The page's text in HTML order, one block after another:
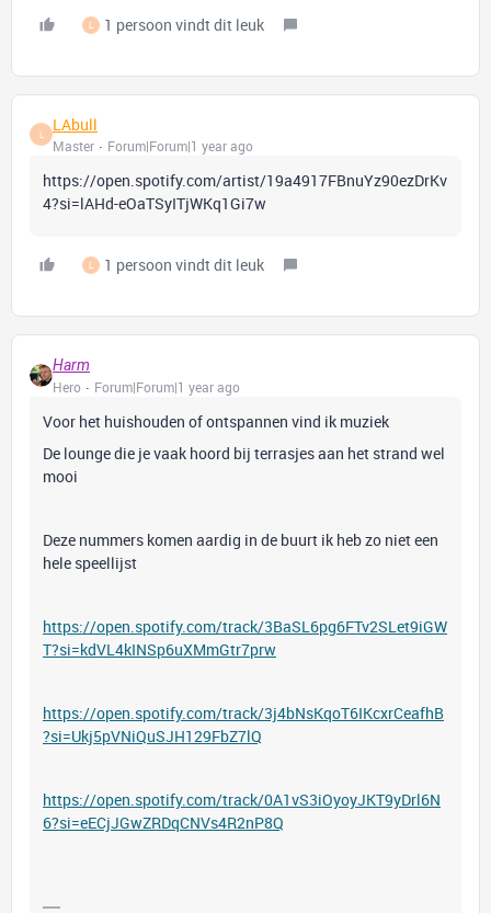
L 1 persoon vindt dit leuk
L LAbull
Master Forum|Forum|1 year ago
https://open.spotify.com/artist/19a4917FBnuYz90ezDrKv
4?si=lAHd-eOaTSyITjWKq1Gi7w
L 1 persoon vindt dit leuk
Harm
Hero
Forum|Forum|1 year ago
Voor het huishouden of ontspannen vind ik muziek
De lounge die je vaak hoord bij terrasjes aan het strand wel
mooi
Deze nummers komen aardig in de buurt ik heb zo niet een
hele speellijst
https://open.spotify.com/track/3BaSL6pg6FTv2SLet9iGW
T?si=kdVL4kINSp6uXMmGtr7prw
https://open.spotify.com/track/3j4bNsKqoT6IKcxrCeafhB
?si=Ukj5pVNiQuSJH129FbZ7lQ
https://open.spotify.com/track/0A1vS3iOyoyJKT9yDrl6N
6?si=eECjJGwZRDqCNVs4R2nP8Q